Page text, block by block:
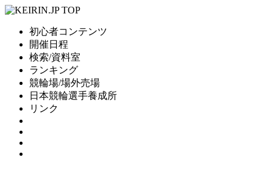
初心者コンテンツ
開催日程
検索/資料室
ランキング
競輪場/場外売場
日本競輪選手養成所
リンク